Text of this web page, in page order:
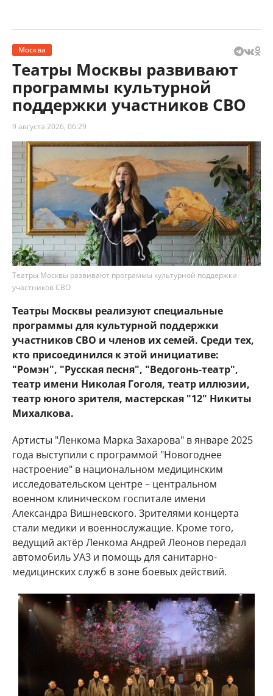
Москва
Театры Москвы развивают
программы культурной
поддержки участников СВО
9 августа 2026, 06:29
Театры Москвы развивают программы культурной поддержки
участников СВО
Театры Москвы реализуют специальные
программы для культурной поддержки
участников СВО и членов их семей. Среди тех,
кто присоединился к этой инициативе:
"Ромэн", "Русская песня", "Ведогонь-театр",
театр имени Николая Гоголя, театр иллюзии,
театр юного зрителя, мастерская "12" Никиты
Михалкова.
Артисты "Ленкома Марка Захарова" в январе 2025
года выступили с программой "Новогоднее
настроение" в национальном медицинским
исследовательском центре – центральном
военном клиническом госпитале имени
Александра Вишневского. Зрителями концерта
стали медики и военнослужащие. Кроме того,
ведущий актёр Ленкома Андрей Леонов передал
автомобиль УАЗ и помощь для санитарно-
медицинских служб в зоне боевых действий.